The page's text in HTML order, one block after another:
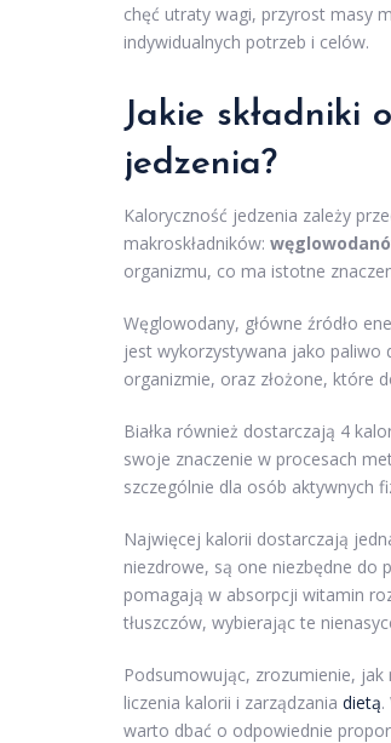
chęć utraty wagi, przyrost masy
indywidualnych potrzeb i celów.
Jakie składniki
jedzenia?
Kaloryczność jedzenia zależy
makroskładników:
organizmu, co ma istotne
Węglowodany, główne źródło
jest wykorzystywana jako paliwo
organizmie, oraz złożone, które
Białka również dostarczają 4
swoje znaczenie w procesach
szczególnie dla osób aktywnych
Najwięcej kalorii dostarczają
niezdrowe, są one niezbędne do
pomagają w absorpcji witamin
tłuszczów, wybierając te
Podsumowując, zrozumienie, jak
liczenia kalorii i zarządzania dietą.
warto dbać o odpowiednie